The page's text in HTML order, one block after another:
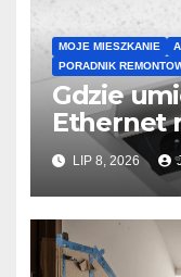
MOJE MIESZKANIE
PORADNIK
Gdzie
Ethernet
LIP 8, 2026